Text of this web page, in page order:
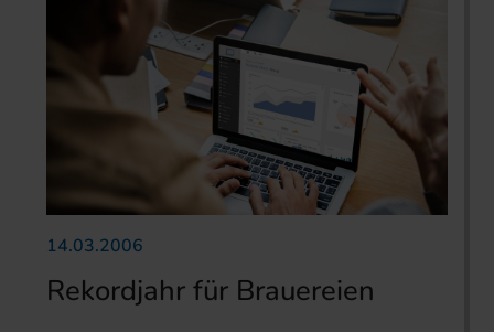
14.03.2006
Rekordjahr für Brauereien